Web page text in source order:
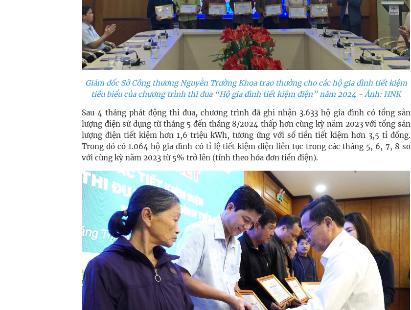
Giám đốc Sở Công thương Nguyễn Trường Khoa trao thưởng cho các hộ gia đình tiết kiệm
tiêu biểu của chương trình thi đua “Hộ gia đình tiết kiệm điện” năm 2024 - Ảnh: HNK
Sau 4 tháng phát động thi đua, chương trình đã ghi nhận 3.633 hộ gia đình có tổng sản
lượng điện sử dụng từ tháng 5 đến tháng 8/2024 thấp hơn cùng kỳ năm 2023 với tổng sản
lượng điện tiết kiệm hơn 1,6 triệu kWh, tương ứng với số tiền tiết kiệm hơn 3,5 tỉ đồng.
Trong đó có 1.064 hộ gia đình có tỉ lệ tiết kiệm điện liên tục trong các tháng 5, 6, 7, 8 so
với cùng kỳ năm 2023 từ 5% trở lên (tính theo hóa đơn tiền điện).